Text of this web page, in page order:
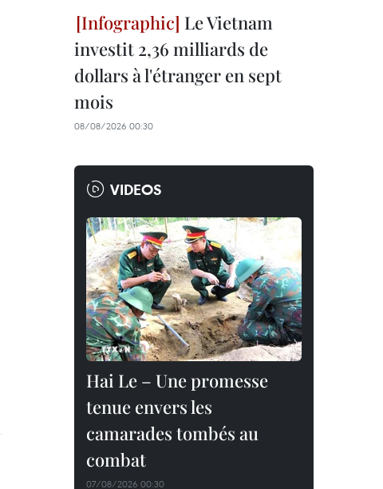
Le Vietnam
investit 2,36 milliards de
dollars à l'étranger en sept
mois
08/08/2026 00:30
VIDEOS
Hai Le – Une promesse
tenue envers les
camarades tombés au
combat
07/08/2026 00:30